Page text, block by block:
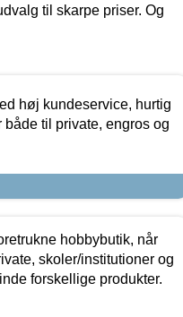
til skarpe priser. Og
høj kundeservice, hurtig
til private, engros og
hobbybutik, når
skoler/institutioner og
forskellige produkter.